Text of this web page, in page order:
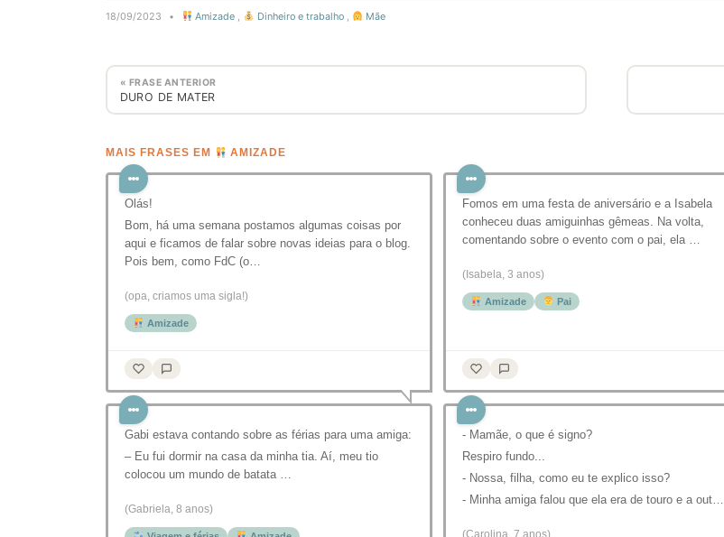
18/09/2023 • Amizade , Dinheiro e trabalho, Mãe
« FRASE ANTERIOR
DURO DE MATER
MAIS FRASES EM AMIZADE
Olás!
Bom, há uma semana postamos algumas coisas por
aqui e ficamos de falar sobre novas ideias para o blog.
Pois bem, como FdC (o…
(opa, criamos uma sigla!)
Amizade
Fomos em uma festa de aniversário e a Isabela
conheceu duas amiguinhas gêmeas. Na volta,
comentando sobre o evento com o pai, ela …
(Isabela, 3 anos)
Amizade Pai
Gabi estava contando sobre as férias para uma amiga:
– Eu fui dormir na casa da minha tia. Aí, meu tio
colocou um mundo de batata …
(Gabriela, 8 anos)
- Mamãe, o que é signo?
Respiro fundo...
- Nossa, filha, como eu te explico isso?
- Minha amiga falou que ela era de touro e a out…